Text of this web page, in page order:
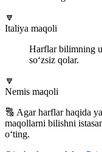
🔽
Italiya maqoli
Harflar bilimning
so‘zsiz qolar.
🔽
Nemis maqoli
🔠 Agar harflar haqida
maqollarni bilishni
o‘ting.